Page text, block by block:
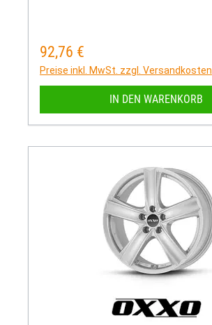
Regulärer Preis:
92,76 €
Preise inkl. MwSt. zzgl. Versandkosten
IN DEN WARENKORB